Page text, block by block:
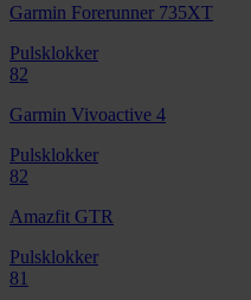
Garmin Forerunner 735XT
Pulsklokker
82
Garmin Vivoactive 4
Pulsklokker
82
Amazfit GTR
Pulsklokker
81